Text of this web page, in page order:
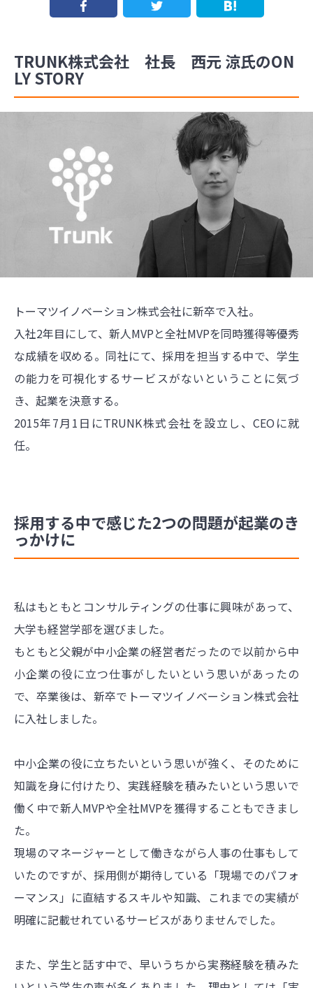
TRUNK株式会社 社長 西元 涼氏のON
LY STORY
トーマツイノベーション株式会社に新卒で入社。
入社2年目にして、新人MVPと全社MVPを同時獲得等優秀
な成績を収める。同社にて、採用を担当する中で、学生
の能力を可視化するサービスがないということに気づ
き、起業を決意する。
2015年7月1日にTRUNK株式会社を設立し、CEOに就
任。
採用する中で感じた2つの問題が起業のき
っかけに
私はもともとコンサルティングの仕事に興味があって、
大学も経営学部を選びました。
もともと父親が中小企業の経営者だったので以前から中
小企業の役に立つ仕事がしたいという思いがあったの
で、卒業後は、新卒でトーマツイノベーション株式会社
に入社しました。
中小企業の役に立ちたいという思いが強く、そのために
知識を身に付けたり、実践経験を積みたいという思いで
働く中で新人MVPや全社MVPを獲得することもできまし
た。
現場のマネージャーとして働きながら人事の仕事もして
いたのですが、採用側が期待している「現場でのパフォ
ーマンス」に直結するスキルや知識、これまでの実績が
明確に記載せれているサービスがありませんでした。
また、学生と話す中で、早いうちから実務経験を積みた